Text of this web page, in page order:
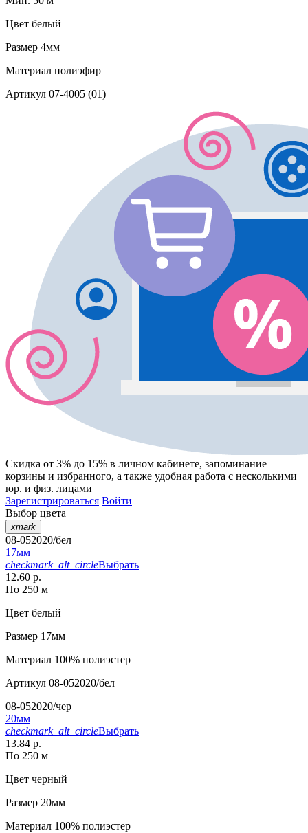
Цвет белый
Размер 4мм
Материал полиэфир
Артикул 07-4005 (01)
Скидка от 3% до 15% в личном кабинете, запоминание
корзины и избранного, а также удобная работа с несколькими
юр. и физ. лицами
Зарегистрироваться Войти
Выбор цвета
xmark
08-052020/бел
17мм
checkmark_alt_circleВыбрать
12.60 р.
По 250 м
Цвет белый
Размер 17мм
Материал 100% полиэстер
Артикул 08-052020/бел
08-052020/чер
20мм
checkmark_alt_circleВыбрать
13.84 р.
По 250 м
Цвет черный
Размер 20мм
Материал 100% полиэстер